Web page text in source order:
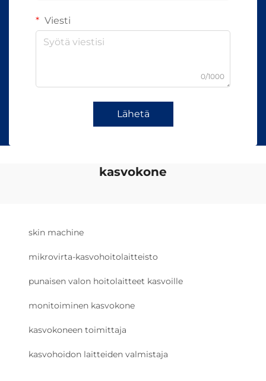
Viesti
0/1000
Lähetä
kasvokone
skin machine
mikrovirta-kasvohoitolaitteisto
punaisen valon hoitolaitteet kasvoille
monitoiminen kasvokone
kasvokoneen toimittaja
kasvohoidon laitteiden valmistaja